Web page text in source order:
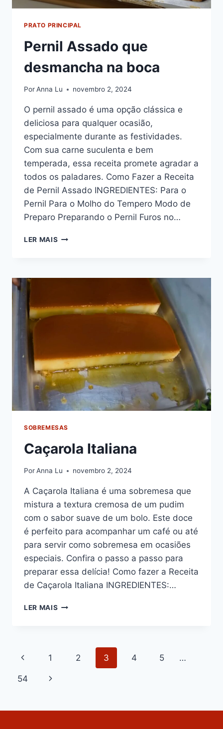
PRATO PRINCIPAL
Pernil Assado que
desmancha na boca
PorAnna Lu novembro 2, 2024
O pernil assado é uma opção clássica e
deliciosa para qualquer ocasião,
especialmente durante as festividades.
Com sua carne suculenta e bem
temperada, essa receita promete agradar a
todos os paladares. Como Fazer a Receita
de Pernil Assado INGREDIENTES: Para o
Pernil Para o Molho do Tempero Modo de
Preparo Preparando o Pernil Furos no…
LER MAIS PERNIL
NA
SOBREMESAS
Caçarola Italiana
PorAnna Lu novembro 2, 2024
A Caçarola Italiana é uma sobremesa que
mistura a textura cremosa de um pudim
com o sabor suave de um bolo. Este doce
é perfeito para acompanhar um café ou até
para servir como sobremesa em ocasiões
especiais. Confira o passo a passo para
preparar essa delícia! Como fazer a Receita
de Caçarola Italiana INGREDIENTES:…
LER MAIS CAÇAROLA
Navegação
da
Página
Anterior
1 2 3 4 5 …
54
Página